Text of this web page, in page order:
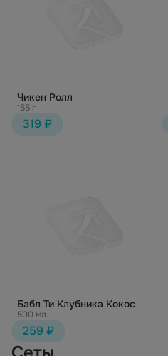
Чикен Ролл
155 г
319 ₽
Бабл Ти Клубника Кокос
500 мл.
259 ₽